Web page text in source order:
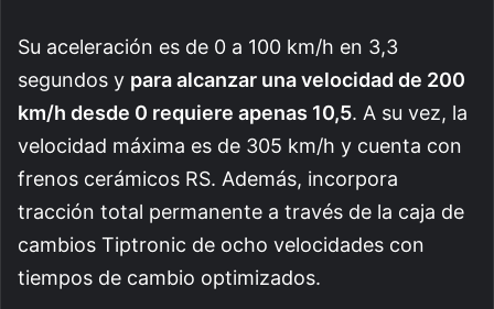
Su aceleración es de 0 a 100 km/h en 3,3
segundos y para alcanzar una velocidad de 200
km/h desde 0 requiere apenas 10,5. A su vez, la
velocidad máxima es de 305 km/h y cuenta con
frenos cerámicos RS. Además, incorpora
tracción total permanente a través de la caja de
cambios Tiptronic de ocho velocidades con
tiempos de cambio optimizados.